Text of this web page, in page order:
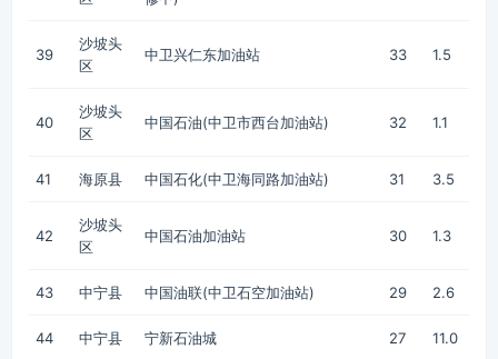
39
沙坡头
区
中卫兴仁东加油站 33 1.5
40
沙坡头
区
中国石油(中卫市西台加油站) 32 1.1
41 海原县 中国石化(中卫海同路加油站) 31 3.5
42
沙坡头
区
中国石油加油站 30 1.3
43 中宁县 中国油联(中卫石空加油站) 29 2.6
44 中宁县 宁新石油城 27 11.0